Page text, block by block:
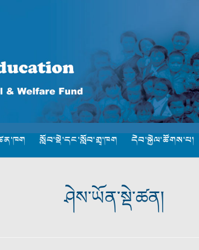
སློབ་སྡེ་དང་སློབ་གྲྭ་ཁག དེབ་སྐྱེལ་ཚོགས་པ།
ཤེས་ཡོན་སྡེ་ཚན།